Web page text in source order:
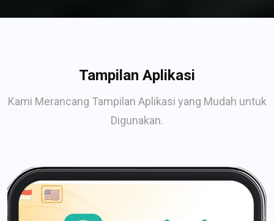
Tampilan Aplikasi
Kami Merancang Tampilan Aplikasi yang Mudah untuk
Digunakan.